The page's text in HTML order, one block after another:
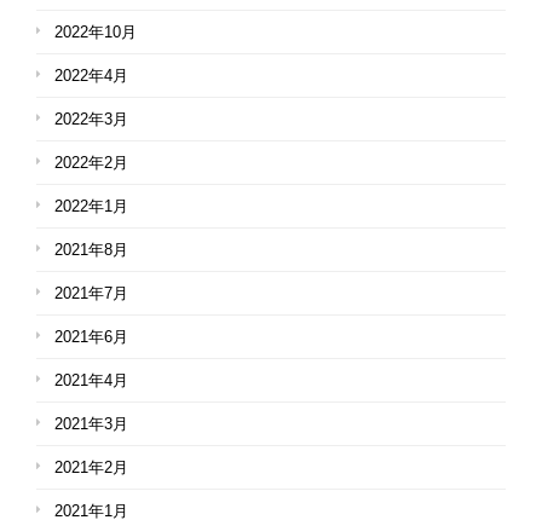
2022年10月
2022年4月
2022年3月
2022年2月
2022年1月
2021年8月
2021年7月
2021年6月
2021年4月
2021年3月
2021年2月
2021年1月